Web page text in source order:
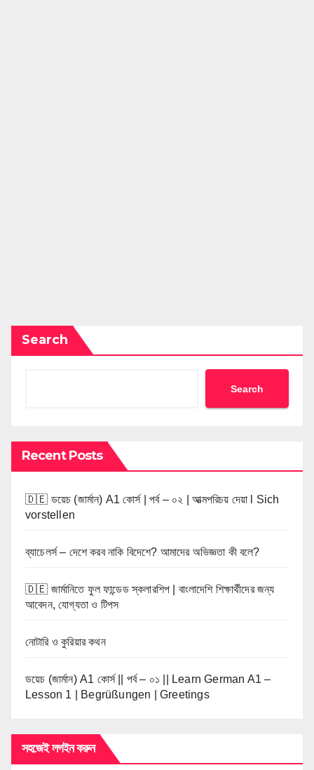
Search
Search
Recent Posts
🇩🇪 ডয়েচ (জার্মান) A1 কোর্স | পর্ব – ০২ | আত্মপরিচয় দেয়া l Sich
vorstellen
ব্যাচেলর্স – দেশে করব নাকি বিদেশে? আমাদের অভিজ্ঞতা কী বলে?
🇩🇪 জার্মানিতে ফুল ফান্ডেড স্কলারশিপ | বাংলাদেশি শিক্ষার্থীদের জন্য
আবেদন, যোগ্যতা ও টিপস
নোটারি ও কুরিয়ার কথন
ডয়েচ (জার্মান) A1 কোর্স || পর্ব – ০১ || Learn German A1 –
Lesson 1 | Begrüßungen | Greetings
সহজেই লগইন করুন